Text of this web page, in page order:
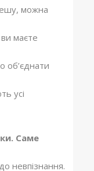
можна
маєте
об’єднати
усі
Саме
невпізнання.